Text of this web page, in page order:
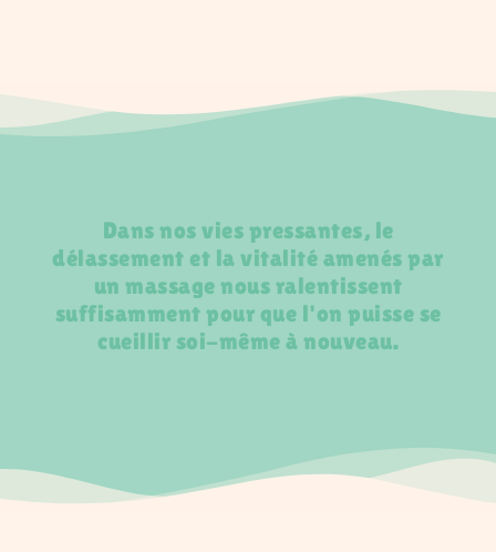
Dans nos vies pressantes, le
délassement et la vitalité amenés par
un massage nous ralentissent
suffisamment pour que l'on puisse se
cueillir soi-même à nouveau.